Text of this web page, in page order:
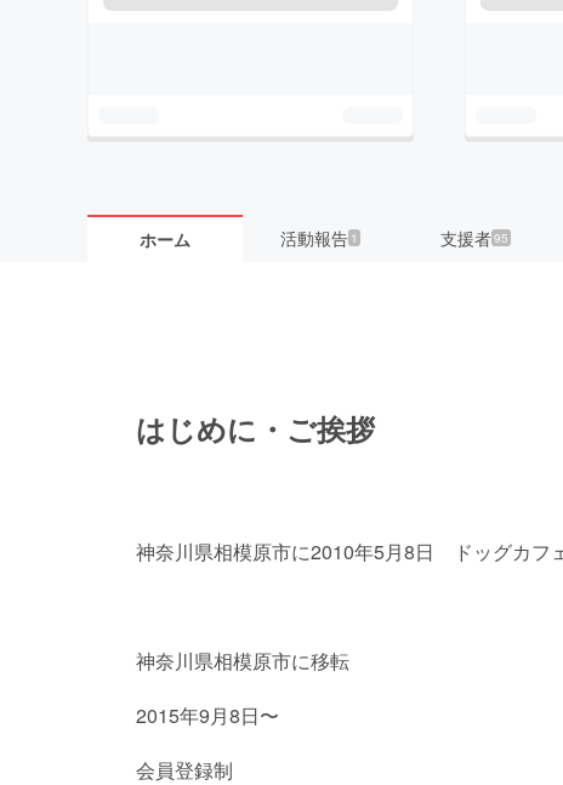
ホーム 活動報告 1 支援者95
はじめに・ご挨拶
神奈川県相模原市に2010年5月8日 ドッグカフ
神奈川県相模原市に移転
2015年9月8日〜
会員登録制